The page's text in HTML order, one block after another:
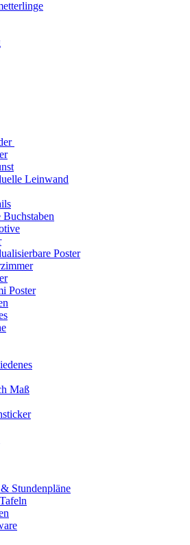
Leinwand
Buchstaben
Poster
Poster
Maß
Stundenpläne